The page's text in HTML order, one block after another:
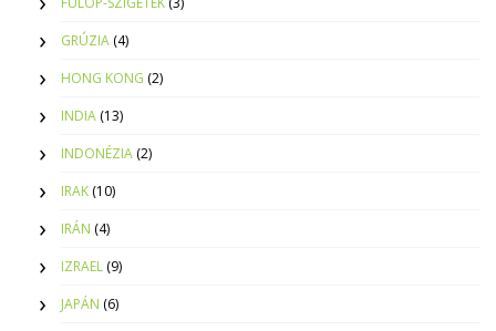
GRÚZIA (4)
HONG KONG (2)
INDIA (13)
INDONÉZIA (2)
IRAK (10)
IRÁN (4)
IZRAEL (9)
JAPÁN (6)